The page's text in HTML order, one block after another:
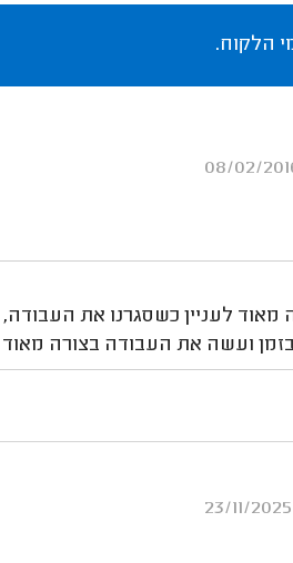
הלקוח.
לעניין כשסגרנו את
ועשה את העבודה בצורה